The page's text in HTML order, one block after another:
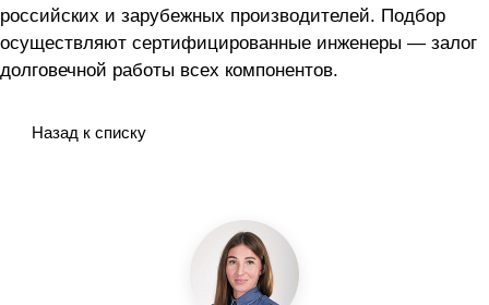
российских и зарубежных производителей. Подбор
осуществляют сертифицированные инженеры — залог
долговечной работы всех компонентов.
Назад к списку